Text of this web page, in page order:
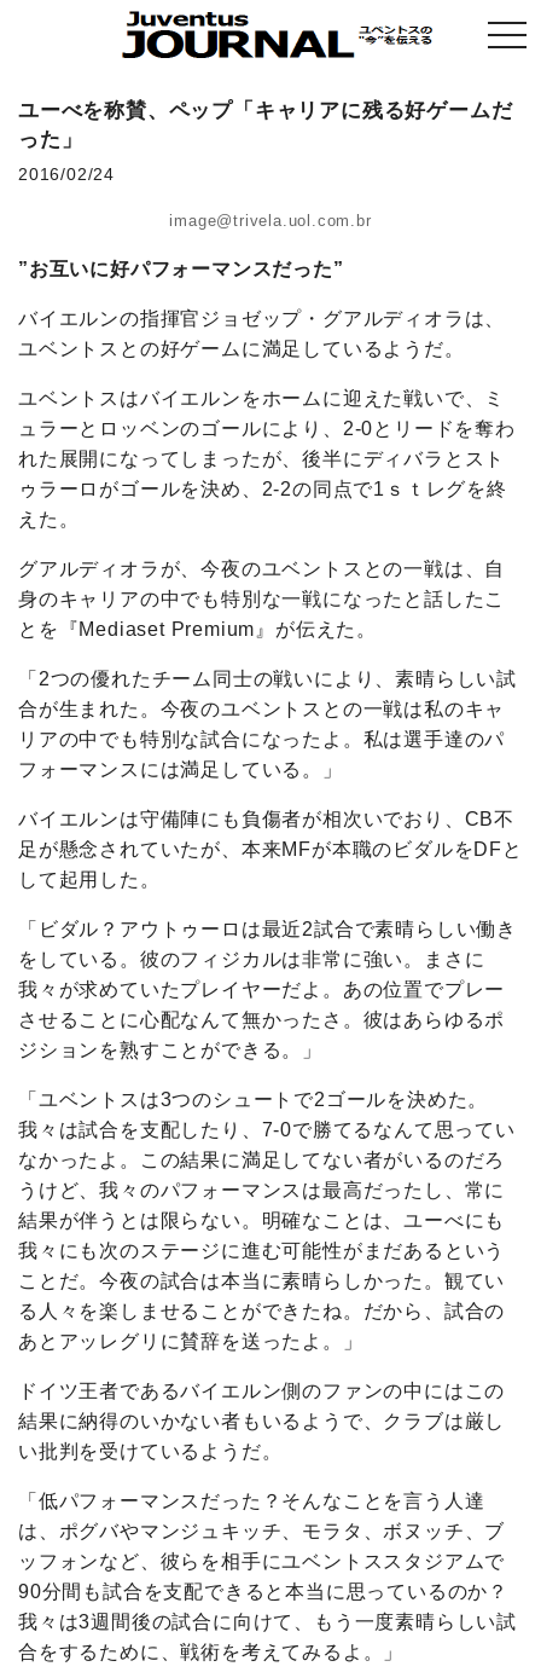
ユーべを称賛、ペップ「キャリアに残る好ゲームだ
った」
2016/02/24
image@trivela.uol.com.br
”お互いに好パフォーマンスだった”
バイエルンの指揮官ジョゼップ・グアルディオラは、
ユベントスとの好ゲームに満足しているようだ。
ユベントスはバイエルンをホームに迎えた戦いで、ミ
ュラーとロッベンのゴールにより、2-0とリードを奪わ
れた展開になってしまったが、後半にディバラとスト
ゥラーロがゴールを決め、2-2の同点で1ｓｔレグを終
えた。
グアルディオラが、今夜のユベントスとの一戦は、自
身のキャリアの中でも特別な一戦になったと話したこ
とを『Mediaset Premium 』が伝えた。
「2つの優れたチーム同士の戦いにより、素晴らしい試
合が生まれた。今夜のユベントスとの一戦は私のキャ
リアの中でも特別な試合になったよ。私は選手達のパ
フォーマンスには満足している。」
バイエルンは守備陣にも負傷者が相次いでおり、CB不
足が懸念されていたが、本来MFが本職のビダルをDFと
して起用した。
「ビダル？アウトゥーロは最近2試合で素晴らしい働き
をしている。彼のフィジカルは非常に強い。まさに
我々が求めていたプレイヤーだよ。あの位置でプレー
させることに心配なんて無かったさ。彼はあらゆるポ
ジションを熟すことができる。」
「ユベントスは3つのシュートで2ゴールを決めた。
我々は試合を支配したり、7-0で勝てるなんて思ってい
なかったよ。この結果に満足してない者がいるのだろ
うけど、我々のパフォーマンスは最高だったし、常に
結果が伴うとは限らない。明確なことは、ユーべにも
我々にも次のステージに進む可能性がまだあるという
ことだ。今夜の試合は本当に素晴らしかった。観てい
る人々を楽しませることができたね。だから、試合の
あとアッレグリに賛辞を送ったよ。」
ドイツ王者であるバイエルン側のファンの中にはこの
結果に納得のいかない者もいるようで、クラブは厳し
い批判を受けているようだ。
「低パフォーマンスだった？そんなことを言う人達
は、ポグバやマンジュキッチ、モラタ、ボヌッチ、ブ
ッフォンなど、彼らを相手にユベントススタジアムで
90分間も試合を支配できると本当に思っているのか？
我々は3週間後の試合に向けて、もう一度素晴らしい試
合をするために、戦術を考えてみるよ。」